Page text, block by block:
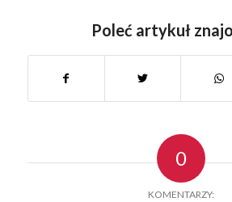
Poleć artykuł
0
KOMENTARZY: